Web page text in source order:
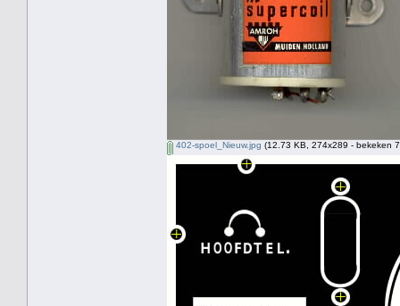
402-spoel_Nieuw.jpg (12.73 KB, 274x289 - bekeken